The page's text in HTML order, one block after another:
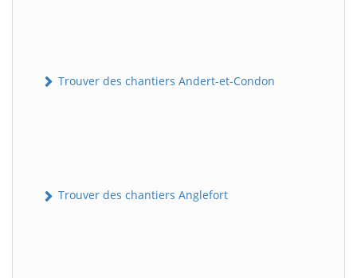
Trouver des chantiers Andert-et-Condon
Trouver des chantiers Anglefort